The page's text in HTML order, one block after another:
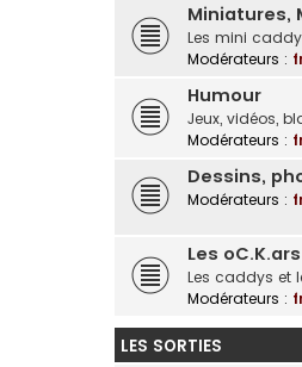
Miniatures,
Les mini
Modérateurs :
Humour
Jeux, vidéos,
Modérateurs :
Dessins,
Modérateurs :
Les oC.K.ars
Les caddys et
Modérateurs :
LES SORTIES